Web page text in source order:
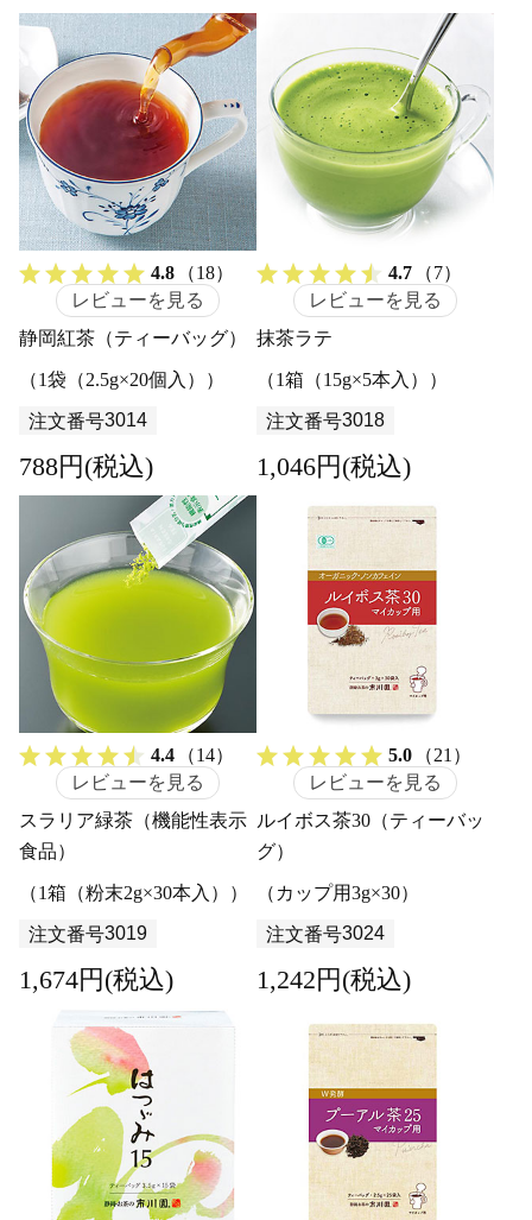
4.8
（18）
レビューを見る
静岡紅茶（ティーバッグ）
（1袋（2.5g×20個入））
注文番号3014
788円(税込)
4.7
（7）
レビューを見る
抹茶ラテ
（1箱（15g×5本入））
注文番号3018
1,046円(税込)
4.4
（14）
レビューを見る
スラリア緑茶（機能性表示
食品）
（1箱（粉末2g×30本入））
注文番号3019
1,674円(税込)
5.0
（21）
レビューを見る
ルイボス茶30（ティーバッ
グ）
（カップ用3g×30）
注文番号3024
1,242円(税込)